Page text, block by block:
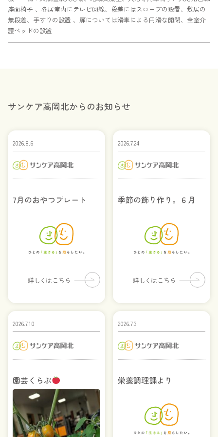
座面椅子 、各居室内にテレビ回線、段差にはスロープの設置、敷居の
無段差、手すりの設置 、扉については滑車による円滑な開閉、全室介
護ベッドの設置
サンケア高岡北からのお知らせ
2026.8.6
7月のおやつプレート
2026.7.24
季節の飾り作り。６月
2026.7.10
園芸くらぶ
2026.7.3
栄養調理課より